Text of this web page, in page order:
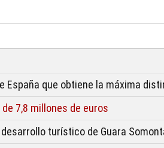
que obtiene la máxima
7,8 millones de euros
turístico de Guara